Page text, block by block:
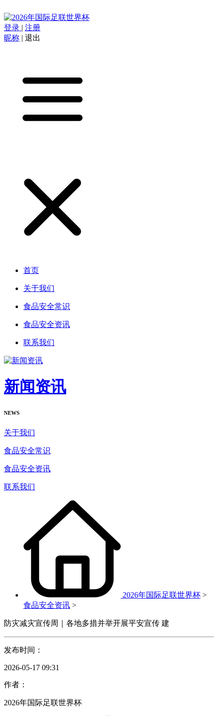
登录 | 注册
昵称 | 退出
首页
关于我们
食品安全常识
食品安全资讯
联系我们
新闻资讯
NEWS
关于我们
食品安全常识
食品安全资讯
联系我们
2026年国际足联世界杯 >
食品安全资讯 >
防灾减灾宣传周｜各地多措并举开展平安宣传 建
发布时间：
2026-05-17 09:31
作者：
2026年国际足联世界杯